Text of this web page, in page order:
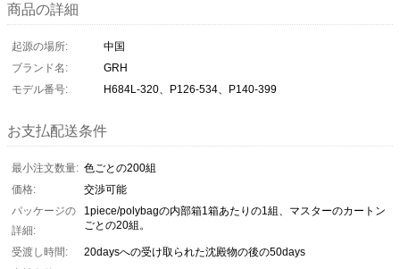
商品の詳細
起源の場所:
中国
ブランド名:
GRH
モデル番号:
H684L-320、P126-534、P140-399
お支払配送条件
最小注文数量: 色ごとの200組
価格:
交渉可能
パッケージの
詳細:
1piece/polybagの内部箱1箱あたりの1組、マスターのカートン
ごとの20組。
受渡し時間:
20daysへの受け取られた沈殿物の後の50days